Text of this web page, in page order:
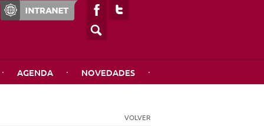
Revista NetWard
AGENDA NOVEDADES
VOLVER